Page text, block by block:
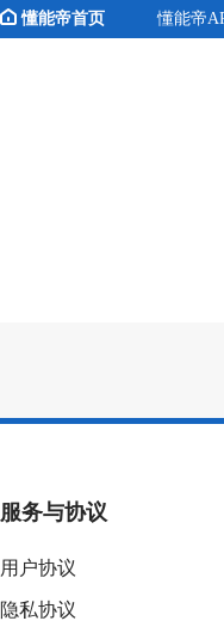
懂能帝首页 懂能帝
服务与协议
用户协议
隐私协议